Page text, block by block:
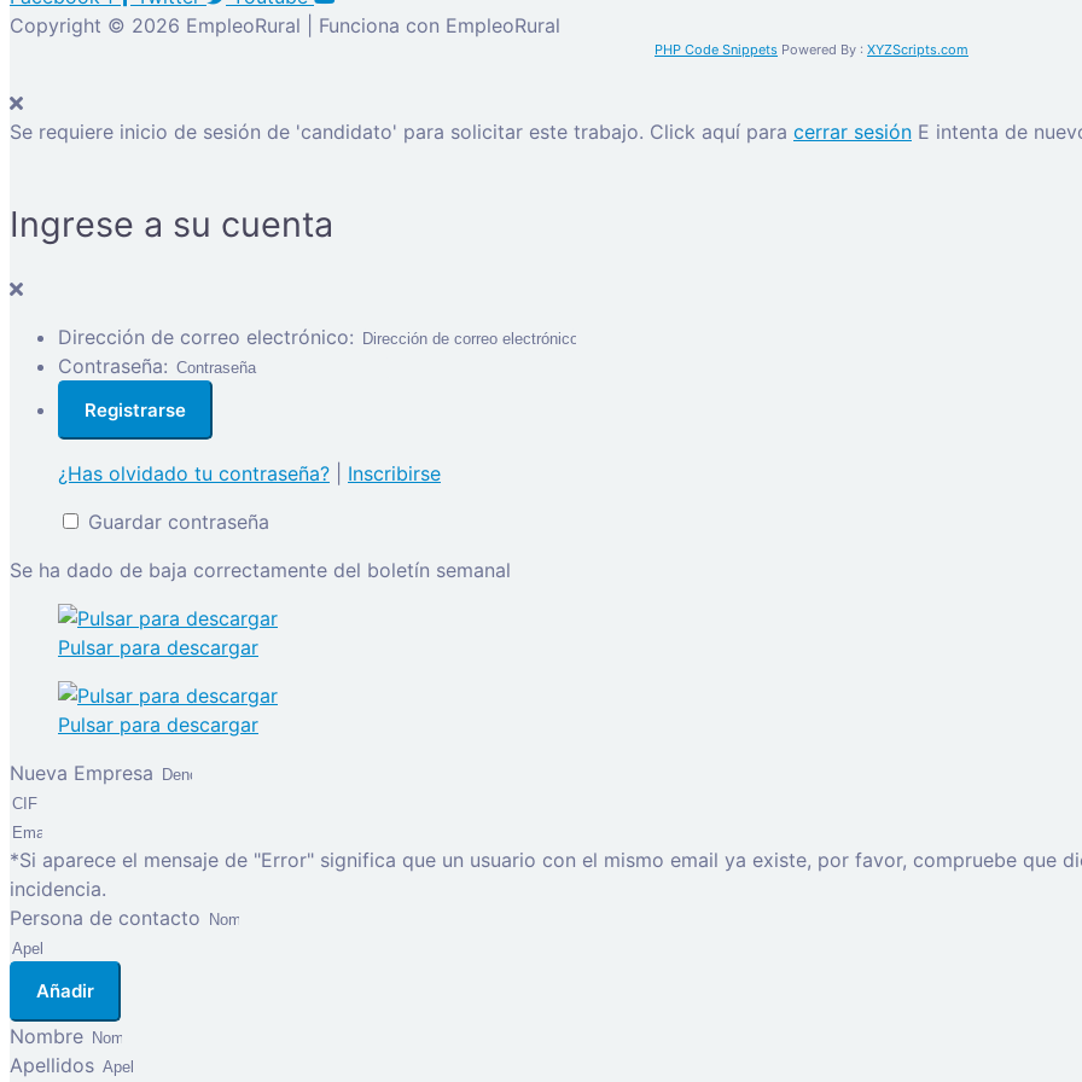
Copyright © 2026 EmpleoRural | Funciona con EmpleoRural
PHP Code Snippets Powered By : XYZScripts.com
Se requiere inicio de sesión de 'candidato' para solicitar este trabajo. Click aquí para cerrar sesión E intenta de
Ingrese a su cuenta
Dirección de correo electrónico:
Contraseña:
¿Has olvidado tu contraseña?
Inscribirse
Guardar contraseña
Se ha dado de baja correctamente del boletín semanal
Pulsar para descargar
Pulsar para descargar
Nueva Empresa
*Si aparece el mensaje de "Error" significa que un usuario con el mismo email ya existe, por favor, compruebe que
incidencia.
Persona de contacto
Añadir
Nombre
Apellidos